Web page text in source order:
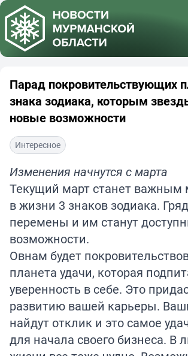
Парад покровительствующих
знака зодиака, которым
новые возможности
Интересное
Изменения начнутся с марта
Текущий март станет важным
в жизни 3 знаков зодиака.
перемены и им станут
возможности.
Овнам будет
планета удачи, которая
уверенность в себе. Это
развитию вашей карьеры.
найдут отклик и это самое
для начала своего бизнеса. В